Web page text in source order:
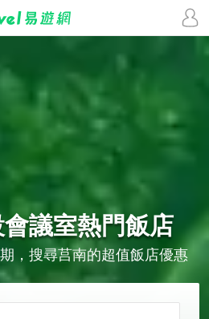
議室熱門飯店
，搜尋莒南的超值飯店優惠